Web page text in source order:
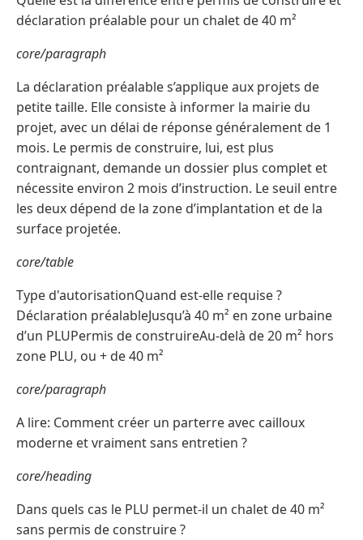
déclaration préalable pour un chalet de 40 m²
core/paragraph
La déclaration préalable s’applique aux projets de
petite taille. Elle consiste à informer la mairie du
projet, avec un délai de réponse généralement de 1
mois. Le permis de construire, lui, est plus
contraignant, demande un dossier plus complet et
nécessite environ 2 mois d’instruction. Le seuil entre
les deux dépend de la zone d’implantation et de la
surface projetée.
core/table
Type d'autorisationQuand est-elle requise ?
Déclaration préalableJusqu’à 40 m² en zone urbaine
d’un PLUPermis de construireAu-delà de 20 m² hors
zone PLU, ou + de 40 m²
core/paragraph
A lire: Comment créer un parterre avec cailloux
moderne et vraiment sans entretien ?
core/heading
Dans quels cas le PLU permet-il un chalet de 40 m²
sans permis de construire ?